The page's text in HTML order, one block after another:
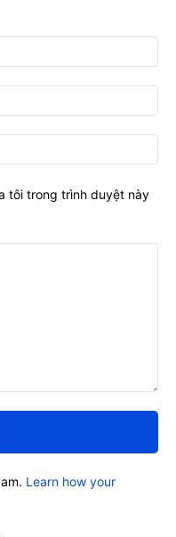
tôi trong trình duyệt này
Learn how your